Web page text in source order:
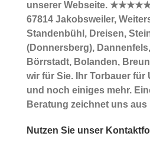
unserer Webseite. ★★★★★
67814 Jakobsweiler,
Standenbühl, Dreisen,
(Donnersberg),
Börrstadt, Bolanden,
wir für Sie. Ihr Torbauer für
und noch einiges mehr.
Beratung zeichnet uns aus
Nutzen Sie unser